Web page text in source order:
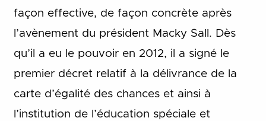
façon effective, de façon concrète après
l’avènement du président Macky Sall. Dès
qu’il a eu le pouvoir en 2012, il a signé le
premier décret relatif à la délivrance de la
carte d’égalité des chances et ainsi à
l’institution de l’éducation spéciale et